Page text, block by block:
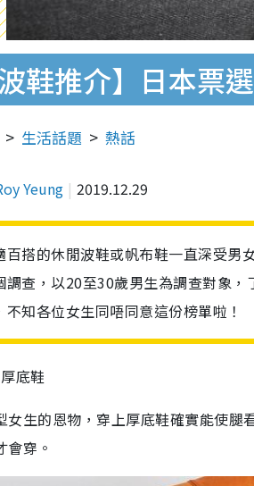
波鞋推介】日本票
生活話題 熱話
Yeung 2019.12.29
百搭的休閒波鞋或帆布鞋一直深受男
調查，以20至30歲男生為調查對象
不知各位女生同唔同意這份榜單啦！
底鞋
女生的恩物，穿上厚底鞋確實能使腿
會穿。